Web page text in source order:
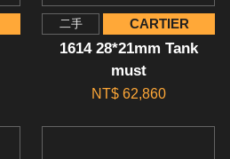
二手 CARTIER
1614 28*21mm Tank
must
NT$ 62,860